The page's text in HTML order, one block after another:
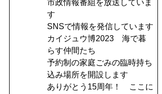
市政情報番組を放送していま
す
SNSで情報を発信しています
カイジュウ博2023 海で暮
らす仲間たち
予約制の家庭ごみの臨時持ち
込み場所を開設します
ありがとう15周年！ ここに